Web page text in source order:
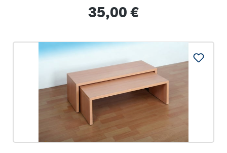
Regulärer Preis:
35,00 €